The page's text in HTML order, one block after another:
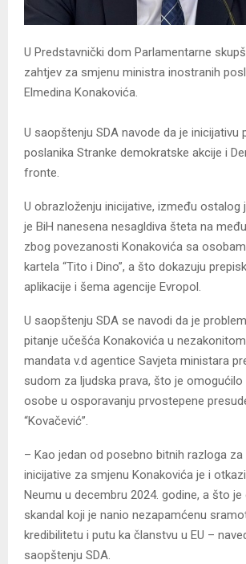
U Predstavnički dom Parlamentarne
zahtjev za smjenu ministra inostranih
Elmedina Konakovića.
U saopštenju SDA navode da je inicijativu
poslanika Stranke demokratske akcije i
fronte.
U obrazloženju inicijative, između ostalog
je BiH nanesena nesagldiva šteta na
zbog povezanosti Konakovića sa
kartela “Tito i Dino”, a što dokazuju
aplikacije i šema agencije Evropol.
U saopštenju SDA se navodi da je
pitanje učešća Konakovića u
mandata v.d agentice Savjeta ministara
sudom za ljudska prava, što je
osobe u osporavanju prvostepene
“Kovačević”.
– Kao jedan od posebno bitnih razloga za
inicijative za smjenu Konakovića je i
Neumu u decembru 2024. godine, a što
skandal koji je nanio nezapamćenu
kredibilitetu i putu ka članstvu u EU –
saopštenju SDA.